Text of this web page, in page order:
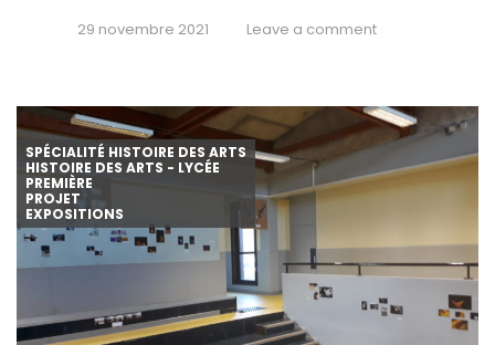
29 novembre 2021 Leave a comment
SPÉCIALITÉ HISTOIRE DES ARTS
HISTOIRE DES ARTS - LYCÉE
PREMIÈRE
PROJET
EXPOSITIONS